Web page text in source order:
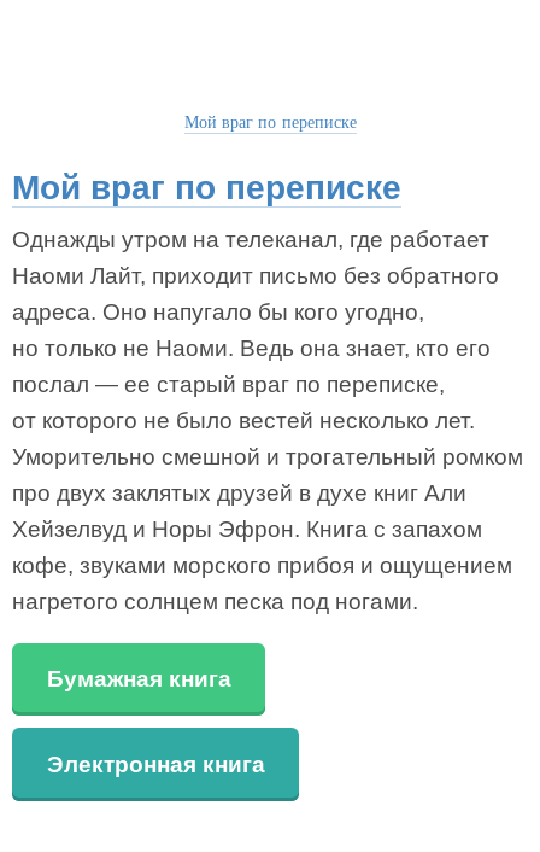
Мой враг по переписке
Мой враг по переписке
Однажды утром на телеканал, где работает
Наоми Лайт, приходит письмо без обратного
адреса. Оно напугало бы кого угодно,
но только не Наоми. Ведь она знает, кто его
послал — ее старый враг по переписке,
от которого не было вестей несколько лет.
Уморительно смешной и трогательный ромком
про двух заклятых друзей в духе книг Али
Хейзелвуд и Норы Эфрон. Книга с запахом
кофе, звуками морского прибоя и ощущением
нагретого солнцем песка под ногами.
Бумажная книга
Электронная книга